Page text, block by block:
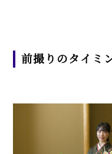
前撮りのタイミ